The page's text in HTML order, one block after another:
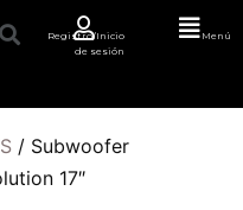
Registro/Inicio
de sesión
Menú
/ Subwoofer
17″